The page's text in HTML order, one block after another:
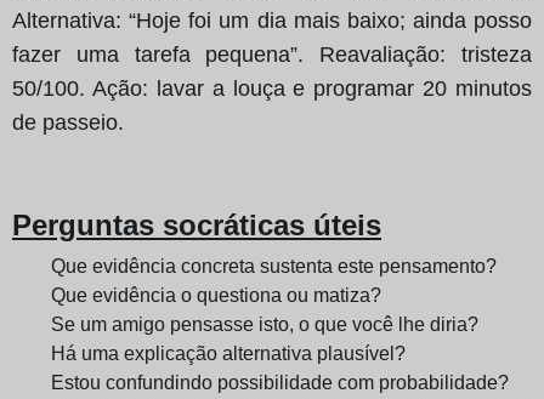
Alternativa: “Hoje foi um dia mais baixo; ainda posso
fazer uma tarefa pequena”. Reavaliação: tristeza
50/100. Ação: lavar a louça e programar 20 minutos
de passeio.
Perguntas socráticas úteis
Que evidência concreta sustenta este pensamento?
Que evidência o questiona ou matiza?
Se um amigo pensasse isto, o que você lhe diria?
Há uma explicação alternativa plausível?
Estou confundindo possibilidade com probabilidade?